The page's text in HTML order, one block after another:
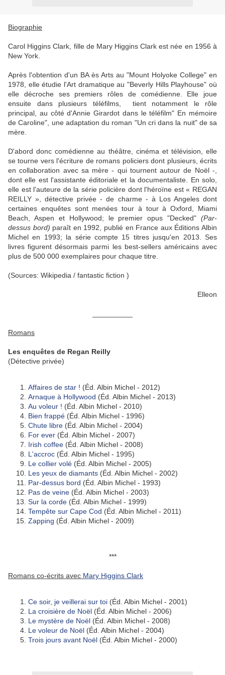
Biographie
Carol Higgins Clark, fille de Mary Higgins Clark est née en 1956 à
New York.
Après l'obtention d'un BA ès Arts au "Mount Holyoke College" en
1978, elle étudie l'Art dramatique au "Beverly Hills Playhouse" où
elle décroche ses premiers rôles de comédienne. Elle joue
ensuite dans plusieurs téléfilms, tient notamment le rôle
principal, au côté d'Annie Girardot dans le téléfilm" En mémoire
de Caroline", une adaptation du roman "Un cri dans la nuit" de sa
mère.
D'abord donc comédienne au théâtre, cinéma et télévision, elle
se tourne vers l'écriture de romans policiers dont plusieurs, écrits
en collaboration avec sa mère - qui tournent autour de Noël -,
dont elle est l'assistante éditoriale et la documentaliste. En solo,
elle est l'auteure de la série policière dont l'héroïne est « REGAN
REILLY », détective privée - de charme - à Los Angeles dont
certaines enquêtes sont menées tour à tour à Oxford, Miami
Beach, Aspen et Hollywood; le premier opus "Decked" (Par-
dessus bord) paraît en 1992, publié en France aux Éditions Albin
Michel en 1993; la série compte 15 titres jusqu'en 2013. Ses
livres figurent désormais parmi les best-sellers américains avec
plus de 500 000 exemplaires pour chaque titre.
(Sources: Wikipedia / fantastic fiction )
Elleon
Romans
Les enquêtes de Regan Reilly
(Détective privée)
Affaires de star ! (Éd. Albin Michel - 2012)
Arnaque à Hollywood (Éd. Albin Michel - 2013)
Au voleur ! (Éd. Albin Michel - 2010)
Bien frappé (Éd. Albin Michel - 1996)
Chute libre (Éd. Albin Michel - 2004)
For ever (Éd. Albin Michel - 2007)
Irish coffee (Éd. Albin Michel - 2008)
L'accroc (Éd. Albin Michel - 1995)
Le collier volé (Éd. Albin Michel - 2005)
Les yeux de diamants (Éd. Albin Michel - 2002)
Par-dessus bord (Éd. Albin Michel - 1993)
Pas de veine (Éd. Albin Michel - 2003)
Sur la corde (Éd. Albin Michel - 1999)
Tempête sur Cape Cod (Éd. Albin Michel - 2011)
Zapping (Éd. Albin Michel - 2009)
***
Romans co-écrits avec Mary Higgins Clark
Ce soir, je veillerai sur toi (Éd. Albin Michel - 2001)
La croisière de Noël (Éd. Albin Michel - 2006)
Le mystère de Noël (Éd. Albin Michel - 2008)
Le voleur de Noël (Éd. Albin Michel - 2004)
Trois jours avant Noël (Éd. Albin Michel - 2000)